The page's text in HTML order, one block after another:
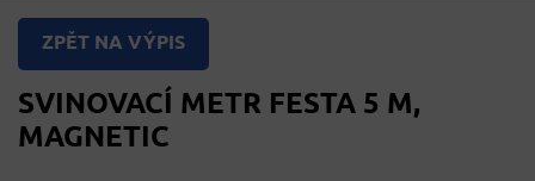
ZPĚT NA VÝPIS
SVINOVACÍ METR FESTA 5 M,
MAGNETIC